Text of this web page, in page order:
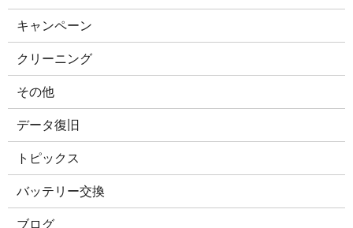
キャンペーン
クリーニング
その他
データ復旧
トピックス
バッテリー交換
ブログ